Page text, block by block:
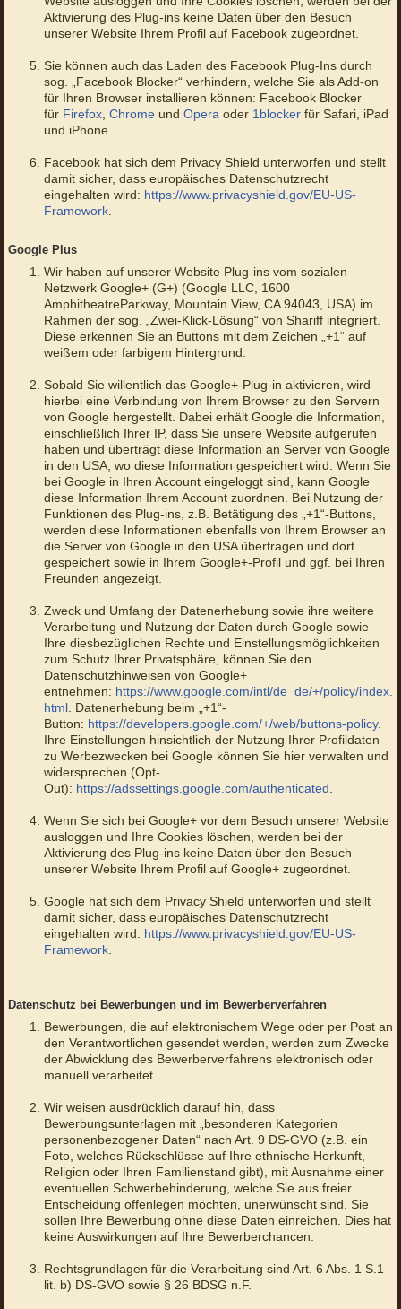
Aktivierung des Plug-ins keine Daten über den Besuch
unserer Website Ihrem Profil auf Facebook zugeordnet.
Sie können auch das Laden des Facebook Plug-Ins durch
sog. „Facebook Blocker“ verhindern, welche Sie als Add-on
für Ihren Browser installieren können: Facebook Blocker
für Firefox, Chromeund Operaoder 1blockerfür Safari, iPad
und iPhone.
Facebook hat sich dem Privacy Shield unterworfen und stellt
damit sicher, dass europäisches Datenschutzrecht
eingehalten wird: https://www.privacyshield.gov/EU-US-
Framework.
Google Plus
Wir haben auf unserer Website Plug-ins vom sozialen
Netzwerk Google+ (G+) (Google LLC, 1600
AmphitheatreParkway, Mountain View, CA 94043, USA) im
Rahmen der sog. „Zwei-Klick-Lösung“ von Shariff integriert.
Diese erkennen Sie an Buttons mit dem Zeichen „+1“ auf
weißem oder farbigem Hintergrund.
Sobald Sie willentlich das Google+-Plug-in aktivieren, wird
hierbei eine Verbindung von Ihrem Browser zu den Servern
von Google hergestellt. Dabei erhält Google die Information,
einschließlich Ihrer IP, dass Sie unsere Website aufgerufen
haben und überträgt diese Information an Server von Google
in den USA, wo diese Information gespeichert wird. Wenn Sie
bei Google in Ihren Account eingeloggt sind, kann Google
diese Information Ihrem Account zuordnen. Bei Nutzung der
Funktionen des Plug-ins, z.B. Betätigung des „+1“-Buttons,
werden diese Informationen ebenfalls von Ihrem Browser an
die Server von Google in den USA übertragen und dort
gespeichert sowie in Ihrem Google+-Profil und ggf. bei Ihren
Freunden angezeigt.
Zweck und Umfang der Datenerhebung sowie ihre weitere
Verarbeitung und Nutzung der Daten durch Google sowie
Ihre diesbezüglichen Rechte und Einstellungsmöglichkeiten
zum Schutz Ihrer Privatsphäre, können Sie den
Datenschutzhinweisen von Google+
entnehmen: https://www.google.com/intl/de_de/+/policy/index.
html. Datenerhebung beim „+1“-
Button: https://developers.google.com/+/web/buttons-policy.
Ihre Einstellungen hinsichtlich der Nutzung Ihrer Profildaten
zu Werbezwecken bei Google können Sie hier verwalten und
widersprechen (Opt-
Out): https://adssettings.google.com/authenticated.
Wenn Sie sich bei Google+ vor dem Besuch unserer Website
ausloggen und Ihre Cookies löschen, werden bei der
Aktivierung des Plug-ins keine Daten über den Besuch
unserer Website Ihrem Profil auf Google+ zugeordnet.
Google hat sich dem Privacy Shield unterworfen und stellt
damit sicher, dass europäisches Datenschutzrecht
eingehalten wird: https://www.privacyshield.gov/EU-US-
Framework.
Datenschutz bei Bewerbungen und im Bewerberverfahren
Bewerbungen, die auf elektronischem Wege oder per Post an
den Verantwortlichen gesendet werden, werden zum Zwecke
der Abwicklung des Bewerberverfahrens elektronisch oder
manuell verarbeitet.
Wir weisen ausdrücklich darauf hin, dass
Bewerbungsunterlagen mit „besonderen Kategorien
personenbezogener Daten“ nach Art. 9 DS-GVO (z.B. ein
Foto, welches Rückschlüsse auf Ihre ethnische Herkunft,
Religion oder Ihren Familienstand gibt), mit Ausnahme einer
eventuellen Schwerbehinderung, welche Sie aus freier
Entscheidung offenlegen möchten, unerwünscht sind. Sie
sollen Ihre Bewerbung ohne diese Daten einreichen. Dies hat
keine Auswirkungen auf Ihre Bewerberchancen.
Rechtsgrundlagen für die Verarbeitung sind Art. 6 Abs. 1 S.1
lit. b) DS-GVO sowie § 26 BDSG n.F.